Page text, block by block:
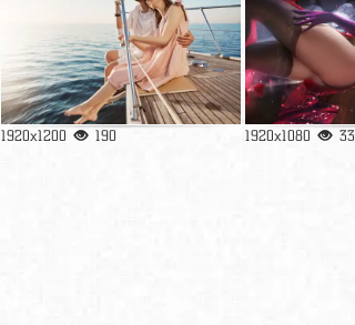
1920x1200 190 1920x1080